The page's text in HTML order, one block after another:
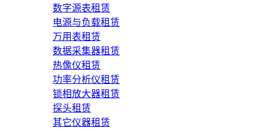
数字源表租赁
电源与负载租赁
万用表租赁
数据采集器租赁
热像仪租赁
功率分析仪租赁
锁相放大器租赁
探头租赁
其它仪器租赁